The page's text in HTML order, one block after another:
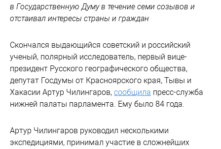
в Государственную Думу в течение семи созывов и
отстаивал интересы страны и граждан
Скончался выдающийся советский и российский
ученый, полярный исследователь, первый вице-
президент Русского географического общества,
депутат Госдумы от Красноярского края, Тывы и
Хакасии Артур Чилингаров, сообщила пресс-служба
нижней палаты парламента. Ему было 84 года.
Артур Чилингаров руководил несколькими
экспедициями, принимал участие в сложнейших